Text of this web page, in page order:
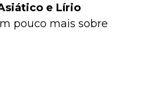
e Lírio
pouco mais sobre